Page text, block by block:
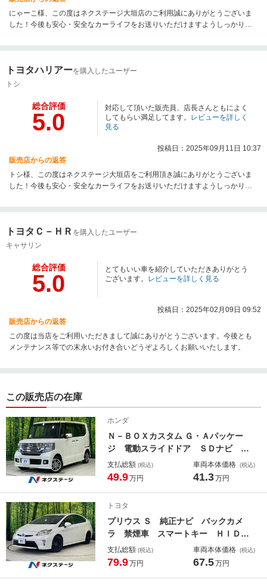
にゃーこ様、この度はネクステージ大垣店のご利用誠にありがとうございま
した！今後も安心・安全なカーライフをお送りいただけますようしっかりと
ます。
トヨタハリアーを購入したユーザー
トシ
総合評価
5.0
対応して頂いた販売員、店長さんともによく
してもらい満足してます。 レビューを詳しく
見る
投稿日：2025年09月11日 10:37
販売店からの返答
トシ様、この度はネクステージ大垣店をご利用頂き誠にありがとうございま
した！今後も安心・安全なカーライフをお送りいただけますようしっかりと
す。
トヨタＣ－ＨＲ を購入したユーザー
キャサリン
総合評価
5.0
とてもいい車を紹介していただきありがとう
ございます。 レビューを詳しく見る
投稿日：2025年02月09日 09:52
販売店からの返答
この度は当店をご利用いただきまして誠にありがとうございます。今後とも
メンテナンス等での末永いお付き合いどうぞよろしくお願いいたします。
この販売店の在庫
ホンダ
Ｎ－ＢＯＸカスタム Ｇ・Ａパッケー
ジ 電動スライドドア ＳＤナビ シ
ティブレーキアクティブシステム 禁
煙車 スマートキー ＨＩＤヘッド
ｔｏｏｔｈ ＣＤ ＤＶＤ
支払総額 (税込)
49.9万円
車両本体価格 (税込)
41.3万円
トヨタ
プリウス Ｓ 純正ナビ バックカメ
ラ 禁煙車 スマートキー ＨＩＤヘ
ッドライト ＥＴＣ １５インチアル
ミホイール オートライト オートエ
支払総額 (税込)
79.9万円
車両本体価格 (税込)
67.5万円